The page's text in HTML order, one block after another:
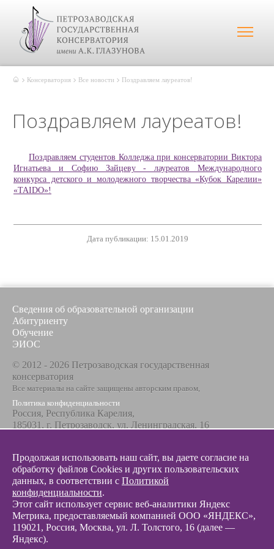
Консерватория Все новости Поздравляем лауреатов!
Поздравляем лауреатов!
Поздравляем студентов Колледжа при консерватории Виктора
Игнатьева и Софию Зайцеву - лауреатов Международного
конкурса детского и молодежного творчества «Кубок Карелии»
«TAIDO»!
Дата публикации: 15.01.2019
Сведения об образовательной организации
Абитуриенту
Обучение
ЭИОС
© 2012 - 2026 Петрозаводская государственная
консерватория
Все материалы на сайте защищены авторским правом,
Политика конфиденциальности
Россия, Республика Карелия,
185031, г. Петрозаводск, ул. Ленинградская, 16
+7 8142 67-23-67
Эл. почта
info@glazunovcons.ru
© 2012 - 2026 Разработка и поддержка сайта ООО «
Продолжая использовать наш сайт, вы даете согласие на
обработку файлов Cookies и других пользовательских
данных, в соответствии с Политикой
конфиденциальности.
Этот сайт использует сервис веб-аналитики Яндекс
Метрика, предоставляемый компанией ООО «ЯНДЕКС»,
119021, Россия, Москва, ул. Л. Толстого, 16 (далее —
Яндекс).